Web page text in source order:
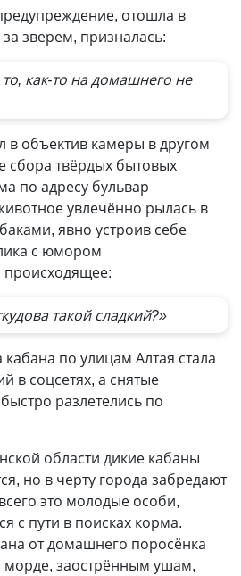
отошла в
зверем, призналась:
как-то на домашнего не
в объектив камеры в другом
сбора твёрдых бытовых
по адресу бульвар
увлечённо рылась в
явно устроив себе
с юмором
такой сладкий?»
по улицам Алтая стала
в соцсетях, а снятые
разлетелись по
области дикие кабаны
но в черту города забредают
это молодые особи,
с пути в поисках корма.
от домашнего поросёнка
заострённым ушам,